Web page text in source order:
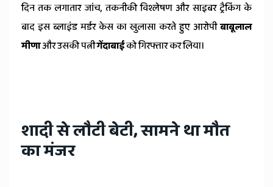
दिन तक लगातार जांच, तकनीकी विश्लेषण और साइबर ट्रैकिंग के
बाद इस ब्लाइंड मर्डर केस का खुलासा करते हुए आरोपीबाबूलाल
मीणाऔर उसकी पत्नीगेंदाबाईको गिरफ्तार कर लिया।
शादी से लौटी बेटी, सामने था मौत
का मंजर